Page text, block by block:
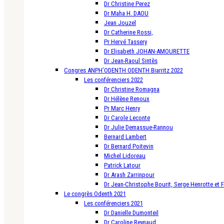
Dr Christine Perez
Dr Maha H. DAOU
Jean Jouzel
Dr Catherine Rossi,
Pr Hervé Tassery
Dr Elisabeth JOHAN-AMOURETTE
Dr Jean-Raoul Sintès
Congres ANPH’ODENTH ODENTH Biarritz 2022
Les conférenciers 2022
Dr Christine Romagna
Dr Hélène Renoux
Pr Marc Henry
Dr Carole Leconte
Dr Julie Demassue-Rannou
Bernard Lambert
Dr Bernard Poitevin
Michel Lidoreau
Patrick Latour
Dr Arash Zarrinpour
Dr Jean-Christophe Bourit, Serge Henrotte et
Le congrès Odenth 2021
Les conférenciers 2021
Dr Danielle Dumonteil
Dr Caroline Reynaud